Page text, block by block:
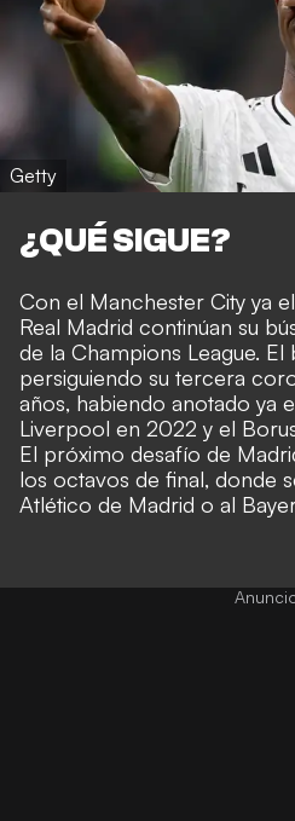
Getty
¿QUÉ SIGUE?
Con el Manchester City ya
Real Madrid continúan su
de la Champions League. El
persiguiendo su tercera
años, habiendo anotado ya
Liverpool en 2022 y el
El próximo desafío de
los octavos de final, donde
Atlético de Madrid o al